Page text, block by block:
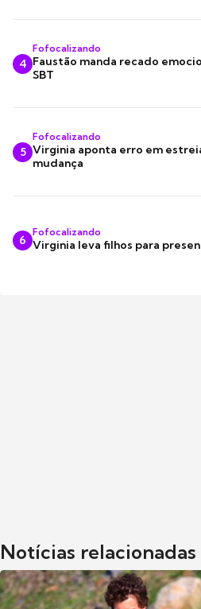
4
Fofocalizando
Faustão manda recado
SBT
5
Fofocalizando
Virginia aponta erro em
mudança
6
Fofocalizando
Virginia leva filhos para
Notícias relacionadas